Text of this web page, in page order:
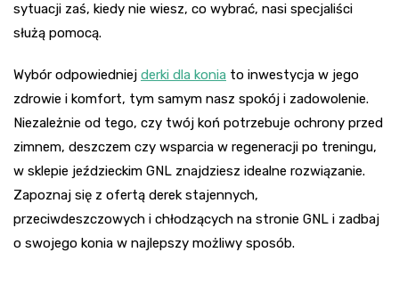
sytuacji zaś, kiedy nie wiesz, co wybrać, nasi specjaliści
służą pomocą.
Wybór odpowiedniej derki dla konia to inwestycja w jego
zdrowie i komfort, tym samym nasz spokój i zadowolenie.
Niezależnie od tego, czy twój koń potrzebuje ochrony przed
zimnem, deszczem czy wsparcia w regeneracji po treningu,
w sklepie jeździeckim GNL znajdziesz idealne rozwiązanie.
Zapoznaj się z ofertą derek stajennych,
przeciwdeszczowych i chłodzących na stronie GNL i zadbaj
o swojego konia w najlepszy możliwy sposób.